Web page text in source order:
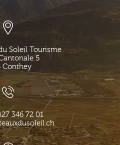
Soleil Tourisme
5
Conthey
346 72 01